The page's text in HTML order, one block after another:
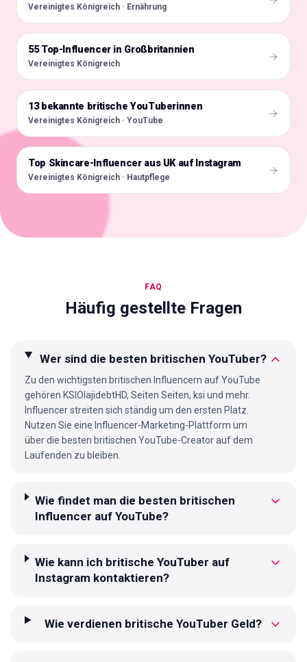
Vereinigtes Königreich · Ernährung
🇬🇧
55 Top-Influencer in Großbritannien
Vereinigtes Königreich
🇬🇧
13 bekannte britische YouTuberinnen
Vereinigtes Königreich · YouTube
🇬🇧
Top Skincare-Influencer aus UK auf Instagram
Vereinigtes Königreich · Hautpflege
FAQ
Häufig gestellte Fragen
Wer sind die besten britischen YouTuber?
Zu den wichtigsten britischen Influencern auf YouTube
gehören KSIOlajidebtHD, Seiten Seiten, ksi und mehr.
Influencer streiten sich ständig um den ersten Platz.
Nutzen Sie eine Influencer-Marketing-Plattform um
über die besten britischen YouTube-Creator auf dem
Laufenden zu bleiben.
Wie findet man die besten britischen
Influencer auf YouTube?
Wie kann ich britische YouTuber auf
Instagram kontaktieren?
Wie verdienen britische YouTuber Geld?